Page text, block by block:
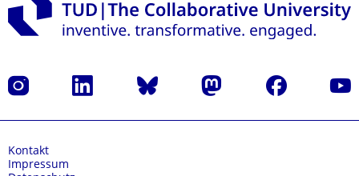
Instagram LinkedIn Bluesky Mastodon Facebook
Kontakt
Impressum